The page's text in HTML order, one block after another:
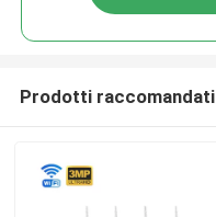
Prodotti raccomandati